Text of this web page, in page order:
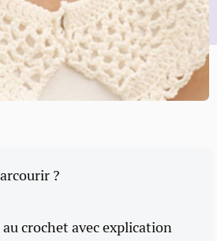
?
crochet avec explication